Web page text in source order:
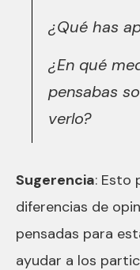
¿Qué has
¿En qué
pensabas
verlo?
Sugerencia: Esto
diferencias de
pensadas para
ayudar a los